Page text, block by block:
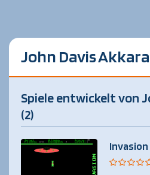
John Davis Akkara
Spiele entwickelt von
(2)
Invasion